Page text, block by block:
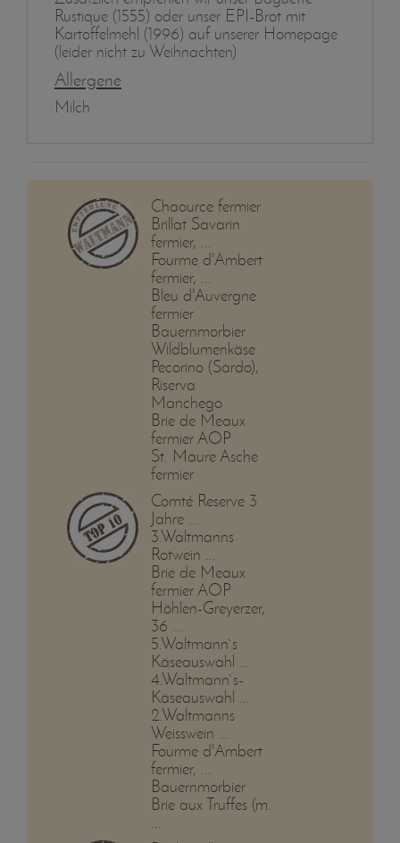
Rustique (1555) oder unser EPI-Brot mit
Kartoffelmehl (1996) auf unserer Homepage
(leider nicht zu Weihnachten)
Allergene
Milch
Chaource fermier
Brillat Savarin
fermier, ...
Fourme d'Ambert
fermier, ...
Bleu d'Auvergne
fermier
Bauernmorbier
Wildblumenkäse
Pecorino (Sardo),
Riserva
Manchego
Brie de Meaux
fermier AOP
St. Maure Asche
fermier
Comté Reserve 3
Jahre ...
3.Waltmanns
Rotwein ...
Brie de Meaux
fermier AOP
Höhlen-Greyerzer,
36 ...
5.Waltmann`s
Käseauswahl ...
4.Waltmann`s-
Käseauswahl ...
2.Waltmanns
Weisswein ...
Fourme d'Ambert
fermier, ...
Bauernmorbier
Brie aux Truffes (m.
...